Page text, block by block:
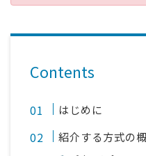
Contents
はじめに
紹介する方式の